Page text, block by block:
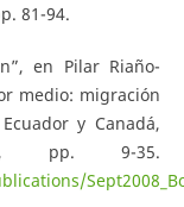
81-94.
en Pilar Riaño-
medio: migración
y Canadá,
pp. 9-35.